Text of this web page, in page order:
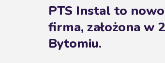
PTS Instal to
firma, założona w
Bytomiu.